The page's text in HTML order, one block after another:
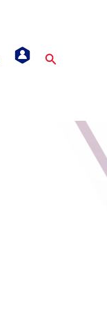
Buscar